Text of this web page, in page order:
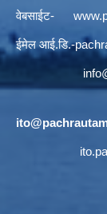
वेबसाईट-
ईमेल आई.डि.-